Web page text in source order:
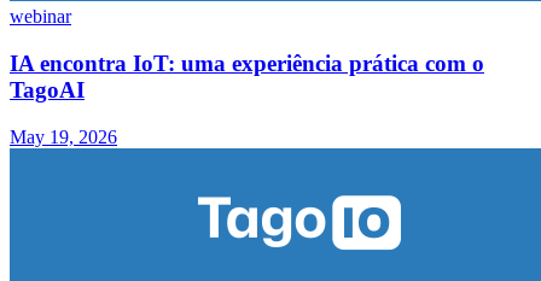
webinar
IA encontra IoT: uma experiência prática com o
TagoAI
May 19, 2026